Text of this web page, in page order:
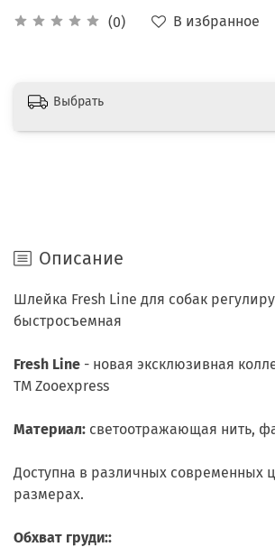
(0) В избранное
Выбрать
Описание
Шлейка Fresh Line для собак
быстросъемная
Fresh Line - новая эксклюзивная
ТМ Zooexpress
Материал: светоотражающая нить,
Доступна в различных современных
размерах.
Обхват груди::